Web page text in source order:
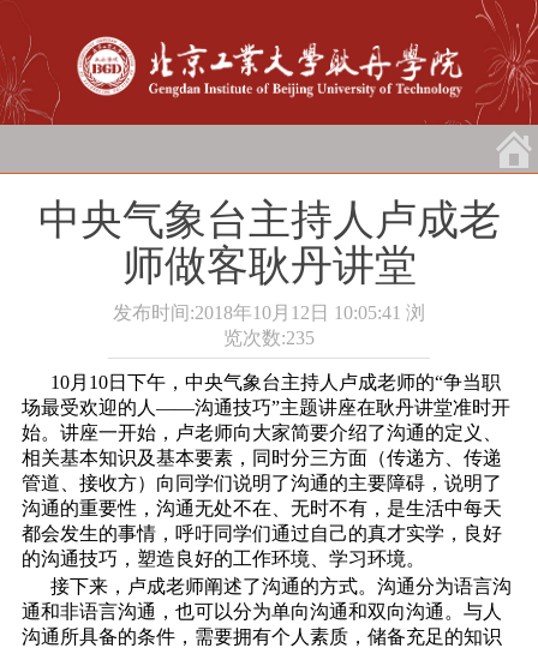
中央气象台主持人卢成老
师做客耿丹讲堂
发布时间:2018年10月12日 10:05:41 浏
览次数:235
10月10日下午，中央气象台主持人卢成老师的“争当职
场最受欢迎的人――沟通技巧”主题讲座在耿丹讲堂准时开
始。讲座一开始，卢老师向大家简要介绍了沟通的定义、
相关基本知识及基本要素，同时分三方面（传递方、传递
管道、接收方）向同学们说明了沟通的主要障碍，说明了
沟通的重要性，沟通无处不在、无时不有，是生活中每天
都会发生的事情，呼吁同学们通过自己的真才实学，良好
的沟通技巧，塑造良好的工作环境、学习环境。
接下来，卢成老师阐述了沟通的方式。沟通分为语言沟
通和非语言沟通，也可以分为单向沟通和双向沟通。与人
沟通所具备的条件，需要拥有个人素质，储备充足的知识